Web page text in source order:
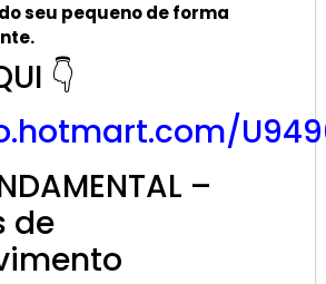
do seu pequeno de forma
👇
–
de